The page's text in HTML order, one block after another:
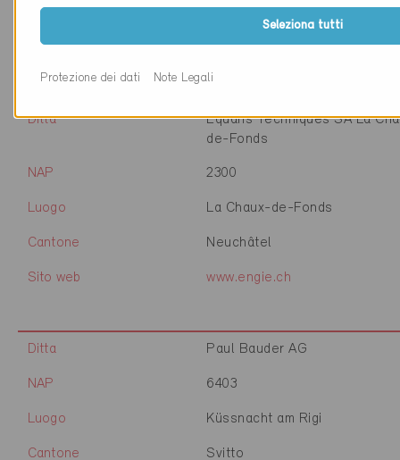
Cantone
Sito web www.klark.swiss/
Ditta
Equans Techniques SA La
de-Fonds
NAP 2300
Luogo La Chaux-de-Fonds
Cantone Neuchâtel
Sito web www.engie.ch
Ditta Paul Bauder AG
NAP 6403
Luogo Küssnacht am Rigi
Cantone Svitto
Seleziona tutti
Protezione dei dati Note Legali